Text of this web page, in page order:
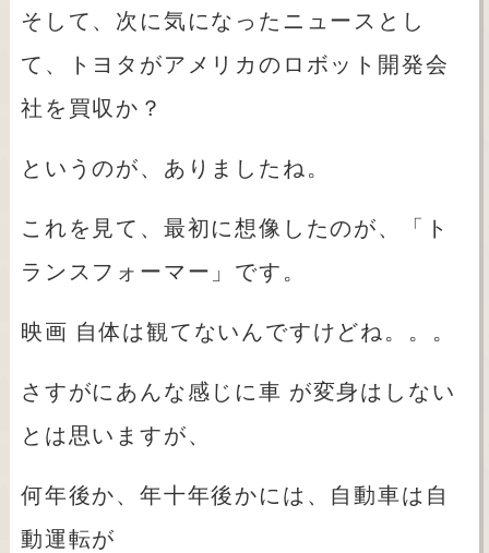
そして、次に気になったニュースとし
て、トヨタがアメリカのロボット開発会
社を買収か？
というのが、ありましたね。
これを見て、最初に想像したのが、「ト
ランスフォーマー」です。
映画 自体は観てないんですけどね。。。
さすがにあんな感じに車 が変身はしない
とは思いますが、
何年後か、年十年後かには、自動車は自
動運転が